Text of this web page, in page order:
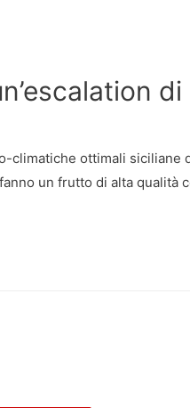
di
climatiche ottimali siciliane
un frutto di alta qualità